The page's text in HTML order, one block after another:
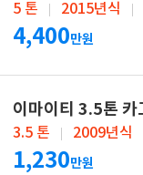
5 톤 2015년식
4,400만원
이마이티 3.5톤 카
3.5 톤 2009년식
1,230만원